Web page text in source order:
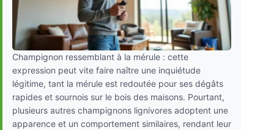
Champignon ressemblant à la mérule : cette
expression peut vite faire naître une inquiétude
légitime, tant la mérule est redoutée pour ses dégâts
rapides et sournois sur le bois des maisons. Pourtant,
plusieurs autres champignons lignivores adoptent une
apparence et un comportement similaires, rendant leur